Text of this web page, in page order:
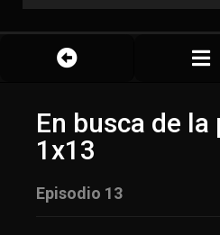
En busca de
1x13
Episodio 13